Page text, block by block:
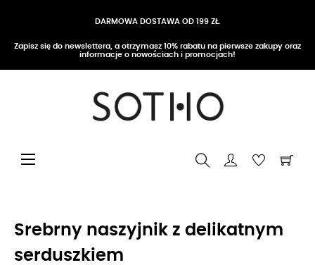
DARMOWA DOSTAWA OD 199 ZŁ
Zapisz się do newslettera, a otrzymasz 10% rabatu na pierwsze zakupy oraz
informacje o nowościach i promocjach!
Przełącz nawigację
☰
Srebrny naszyjnik z delikatnym
serduszkiem